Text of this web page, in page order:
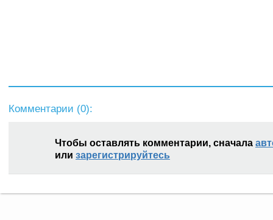
Комментарии (0):
Чтобы оставлять комментарии, сначала
или зарегистрируйтесь